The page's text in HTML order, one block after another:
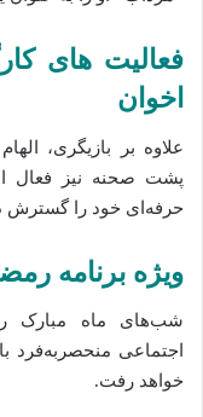
فعالیت‌ های
اخوان
علاوه بر بازیگری،
پشت صحنه نیز فعال
حرفه‌ای خود را گسترش
ویژه‌ برنامه
شب‌های ماه مبارک
اجتماعی منحصربه‌فرد
خواهد رفت.